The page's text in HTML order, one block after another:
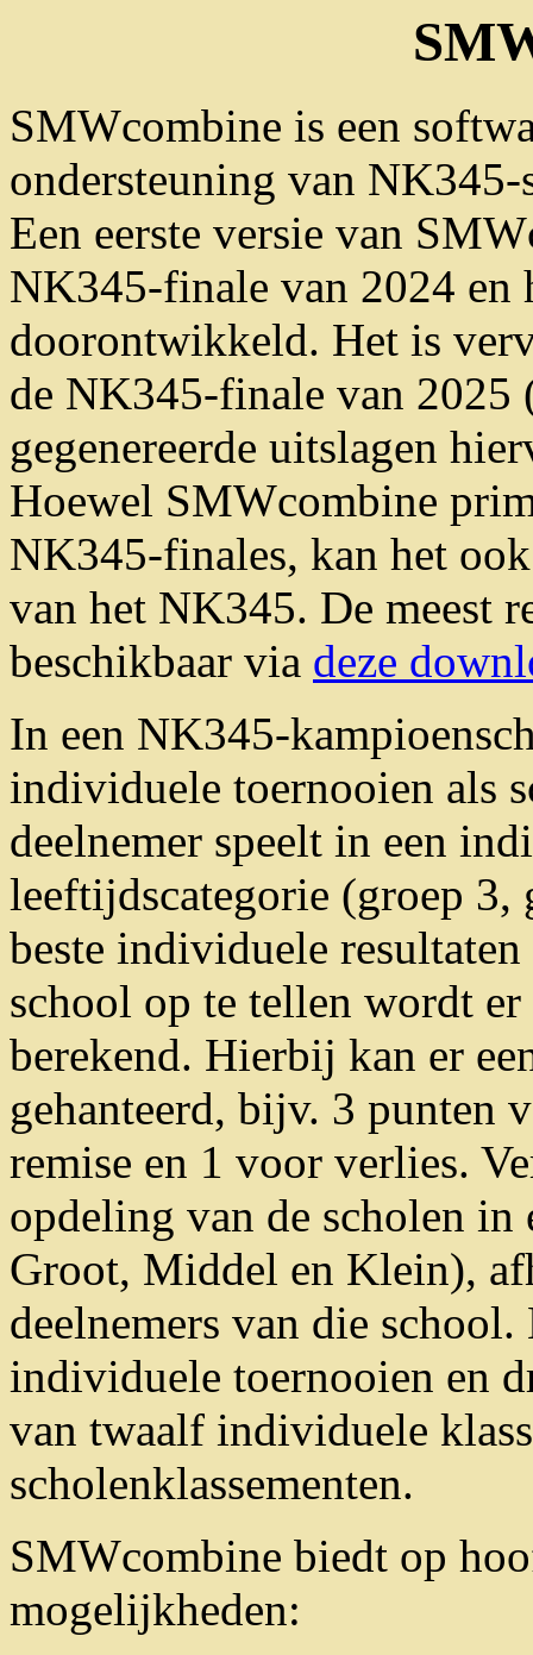
SMWcombine is een
ondersteuning van NK345-
Een eerste versie van
NK345-finale van 2024 en
doorontwikkeld. Het is
de NK345-finale van 2025
gegenereerde uitslagen
Hoewel SMWcombine
NK345-finales, kan het
van het NK345. De meest
beschikbaar via deze
In een NK345-
individuele toernooien als
deelnemer speelt in een
leeftijdscategorie (groep
beste individuele
school op te tellen wordt
berekend. Hierbij kan er
gehanteerd, bijv. 3 punten
remise en 1 voor verlies.
opdeling van de scholen in
Groot, Middel en Klein),
deelnemers van die
individuele toernooien en
van twaalf individuele
scholenklassementen.
SMWcombine biedt op
mogelijkheden: